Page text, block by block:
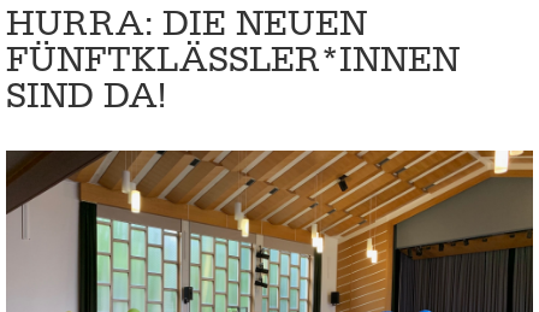
HURRA: DIE NEUEN
FÜNFTKLÄSSLER*INNEN
SIND DA!